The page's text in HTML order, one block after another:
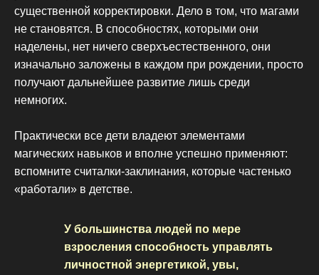
существенной корректировки. Дело в том, что магами
не становятся. В способностях, которыми они
наделены, нет ничего сверхъестественного, они
изначально заложены в каждом при рождении, просто
получают дальнейшее развитие лишь среди
немногих.
Практически все дети владеют элементами
магических навыков и вполне успешно применяют:
вспомните считалки-заклинания, которые частенько
«работали» в детстве.
У большинства людей по мере
взросления способность управлять
личностной энергетикой, увы,